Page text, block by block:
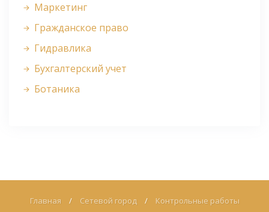
Маркетинг
Гражданское право
Гидравлика
Бухгалтерский учет
Ботаника
Главная / Сетевой город / Контрольные работы